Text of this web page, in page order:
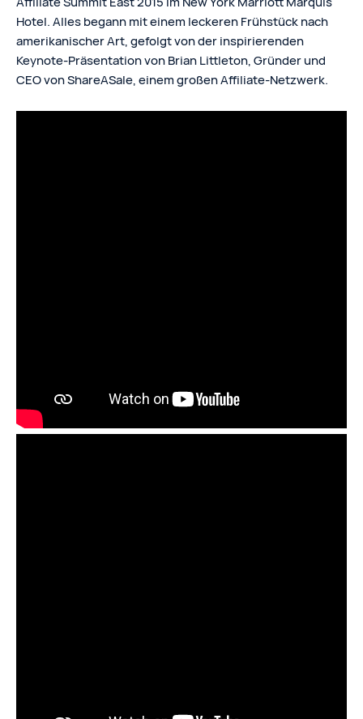
Hotel. Alles begann mit einem leckeren Frühstück nach
amerikanischer Art, gefolgt von der inspirierenden
Keynote-Präsentation von Brian Littleton, Gründer und
CEO von ShareASale, einem großen Affiliate-Netzwerk.